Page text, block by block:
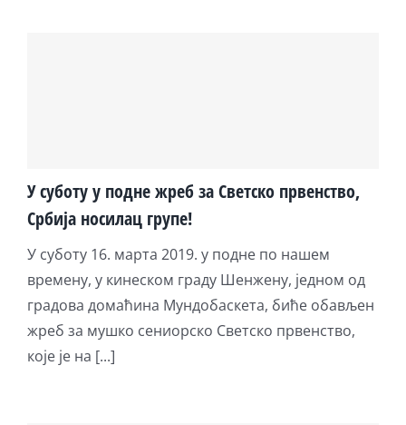
У суботу у подне жреб за Светско првенство,
Србија носилац групе!
У суботу 16. марта 2019. у подне по нашем
времену, у кинеском граду Шенжену, једном од
градова домаћина Мундобаскета, биће обављен
жреб за мушко сениорско Светско првенство,
које је на [...]